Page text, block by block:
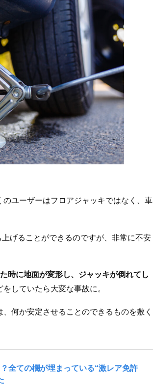
ユーザーはフロアジャッキではなく、車
げることができるのですが、非常に不安
時に地面が変形し、ジャッキが倒れてし
していたら大変な事故に。
何か安定させることのできるものを敷く